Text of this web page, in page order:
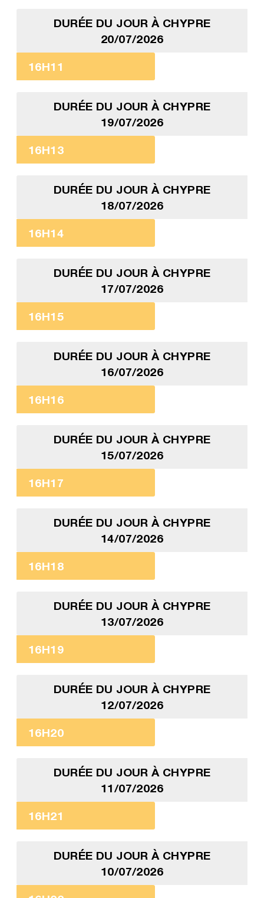
DURÉE DU JOUR À CHYPRE
20/07/2026
16H11
DURÉE DU JOUR À CHYPRE
19/07/2026
16H13
DURÉE DU JOUR À CHYPRE
18/07/2026
16H14
DURÉE DU JOUR À CHYPRE
17/07/2026
16H15
DURÉE DU JOUR À CHYPRE
16/07/2026
16H16
DURÉE DU JOUR À CHYPRE
15/07/2026
16H17
DURÉE DU JOUR À CHYPRE
14/07/2026
16H18
DURÉE DU JOUR À CHYPRE
13/07/2026
16H19
DURÉE DU JOUR À CHYPRE
12/07/2026
16H20
DURÉE DU JOUR À CHYPRE
11/07/2026
16H21
DURÉE DU JOUR À CHYPRE
10/07/2026